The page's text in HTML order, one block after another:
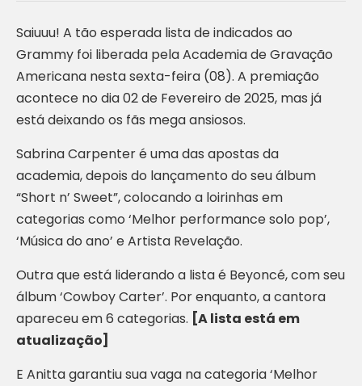
Saiuuu! A tão esperada lista de indicados ao
Grammy foi liberada pela Academia de Gravação
Americana nesta sexta-feira (08). A premiação
acontece no dia 02 de Fevereiro de 2025, mas já
está deixando os fãs mega ansiosos.
Sabrina Carpenter é uma das apostas da
academia, depois do lançamento do seu álbum
“Short n’ Sweet”, colocando a loirinhas em
categorias como ‘Melhor performance solo pop’,
‘Música do ano’ e Artista Revelação.
Outra que está liderando a lista é Beyoncé, com seu
álbum ‘Cowboy Carter’. Por enquanto, a cantora
apareceu em 6 categorias. [A lista está em
atualização]
E Anitta garantiu sua vaga na categoria ‘Melhor